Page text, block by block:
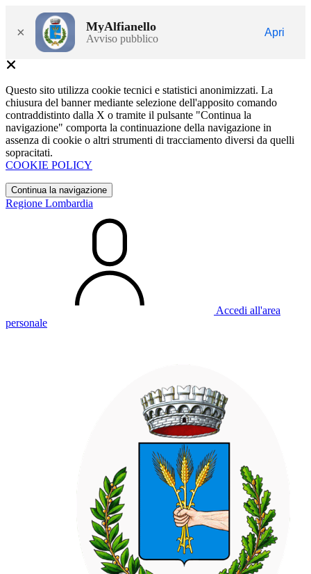
× MyAlfianello
Avviso pubblico
Apri
Questo sito utilizza cookie tecnici e statistici anonimizzati. La
chiusura del banner mediante selezione dell'apposito comando
contraddistinto dalla X o tramite il pulsante "Continua la
navigazione" comporta la continuazione della navigazione in
assenza di cookie o altri strumenti di tracciamento diversi da quelli
sopracitati.
COOKIE POLICY
Continua la navigazione
Regione Lombardia
Accedi all'area
personale